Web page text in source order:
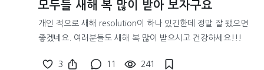
모두들 새해 복 많이 받아 보자구요
개인 적으로 새해 resolution이 하나 있긴한데 정말 잘 됐으면
좋겠네요. 여러분들도 새해 복 많이 받으시고 건강하세요!!!
3 11 241